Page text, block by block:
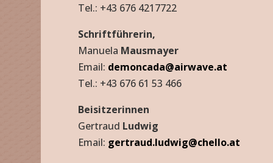
Tel.: +43 676 4217722
Schriftführerin,
Manuela Mausmayer
Email: demoncada@airwave.at
Tel.: +43 676 61 53 466
Beisitzerinnen
Gertraud Ludwig
Email: gertraud.ludwig@chello.at